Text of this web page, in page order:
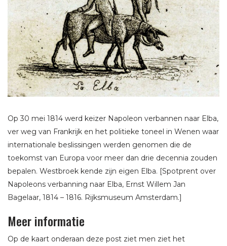
Op 30 mei 1814 werd keizer Napoleon verbannen naar Elba,
ver weg van Frankrijk en het politieke toneel in Wenen waar
internationale beslissingen werden genomen die de
toekomst van Europa voor meer dan drie decennia zouden
bepalen. Westbroek kende zijn eigen Elba. [Spotprent over
Napoleons verbanning naar Elba, Ernst Willem Jan
Bagelaar, 1814 – 1816. Rijksmuseum Amsterdam.]
Meer informatie
Op de kaart onderaan deze post ziet men ziet het